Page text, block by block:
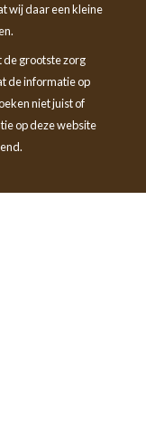
wij daar een kleine
de grootste zorg
de informatie op
niet juist of
op deze website